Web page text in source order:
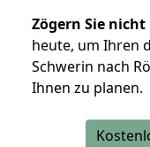
Zögern Sie nicht
heute, um Ihren
Schwerin nach
Ihnen zu planen.